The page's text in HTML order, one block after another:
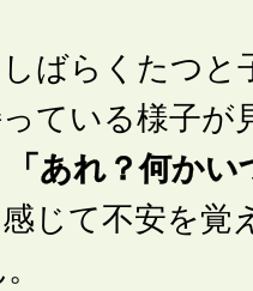
ばらくたつと
ている様子が
「あれ？何か
じて不安を覚